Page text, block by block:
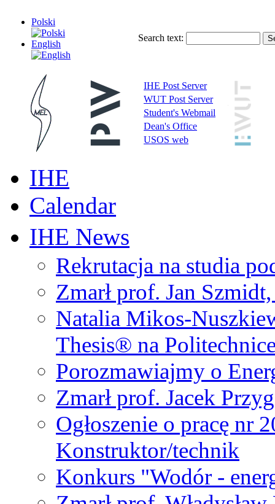
Polski
English
Search text:
IHE Post Server
WUT Post Server
Student's Webmail
Dean's Office
USOS web
IHE
Calendar
IHE News
Rekrutacja na studia
Zmarł prof. Jan
Natalia Mikos-
Thesis® na
Porozmawiajmy o
Zmarł prof. Jacek
Ogłoszenie o pracę nr
Konstruktor/technik
Konkurs "Wodór -